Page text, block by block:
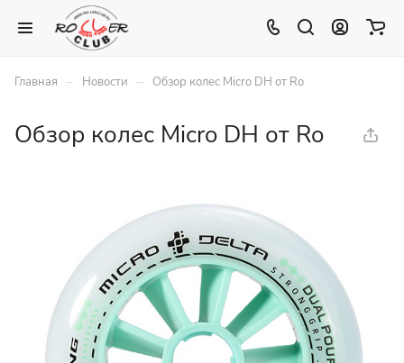
Главная – Новости – Обзор колес Micro DH от Ro
Обзор колес Micro DH от Ro